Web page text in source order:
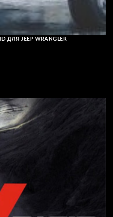
JEEP WRANGLER